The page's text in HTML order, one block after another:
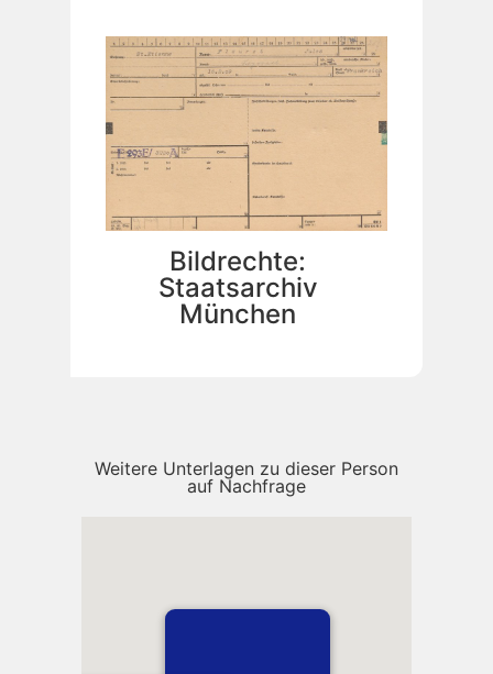
Bildrechte:
Staatsarchiv
München
Weitere Unterlagen zu dieser Person
auf Nachfrage